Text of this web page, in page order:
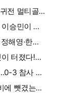
초읽기…군
국까지 직
전 멀티골
급 이송…
상 우려
승민이 맡
구 현장]
해영·한재
터졌다!
입단 임박
3 참사 나
0-3 충격
에 뺏겼는